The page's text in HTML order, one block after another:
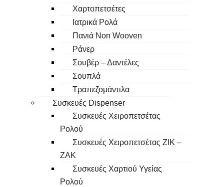
Χαρτοπετσέτες
Ιατρικά Ρολά
Πανιά Non Wooven
Ράνερ
Σουβέρ – Δαντέλες
Σουπλά
Τραπεζομάντιλα
Συσκευές Dispenser
Συσκευές Χειροπετσέτας
Ρολού
Συσκευές Χειροπετσέτας ΖΙΚ –
ΖΑΚ
Συσκευές Χαρτιού Υγείας
Ρολού